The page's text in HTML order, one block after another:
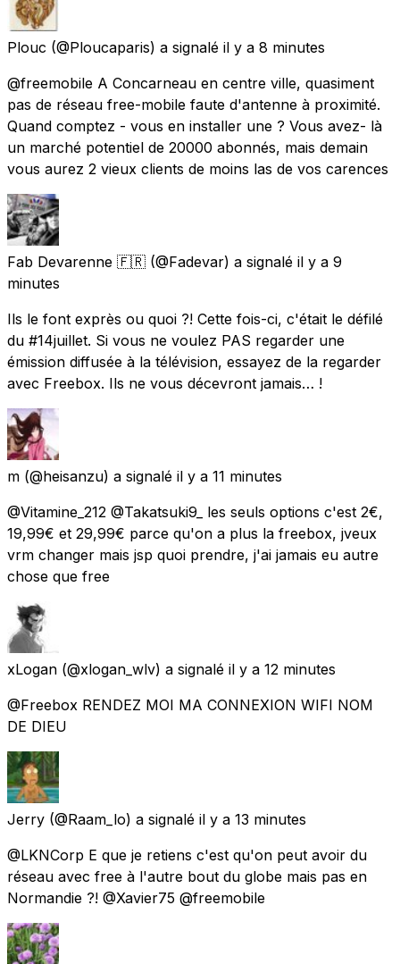
Plouc (@Ploucaparis) a signalé il y a 8 minutes
@freemobile A Concarneau en centre ville, quasiment
pas de réseau free-mobile faute d'antenne à proximité.
Quand comptez - vous en installer une ? Vous avez- là
un marché potentiel de 20000 abonnés, mais demain
vous aurez 2 vieux clients de moins las de vos carences
Fab Devarenne 🇫🇷 (@Fadevar) a signalé il y a 9
minutes
Ils le font exprès ou quoi ?! Cette fois-ci, c'était le défilé
du #14juillet. Si vous ne voulez PAS regarder une
émission diffusée à la télévision, essayez de la regarder
avec Freebox. Ils ne vous décevront jamais… !
m (@heisanzu) a signalé il y a 11 minutes
@Vitamine_212 @Takatsuki9_ les seuls options c'est 2€,
19,99€ et 29,99€ parce qu'on a plus la freebox, jveux
vrm changer mais jsp quoi prendre, j'ai jamais eu autre
chose que free
xLogan (@xlogan_wlv) a signalé il y a 12 minutes
@Freebox RENDEZ MOI MA CONNEXION WIFI NOM
DE DIEU
Jerry (@Raam_lo) a signalé il y a 13 minutes
@LKNCorp E que je retiens c'est qu'on peut avoir du
réseau avec free à l'autre bout du globe mais pas en
Normandie ?! @Xavier75 @freemobile